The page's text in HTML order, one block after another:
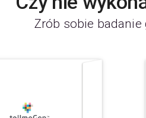
Zrób sobie